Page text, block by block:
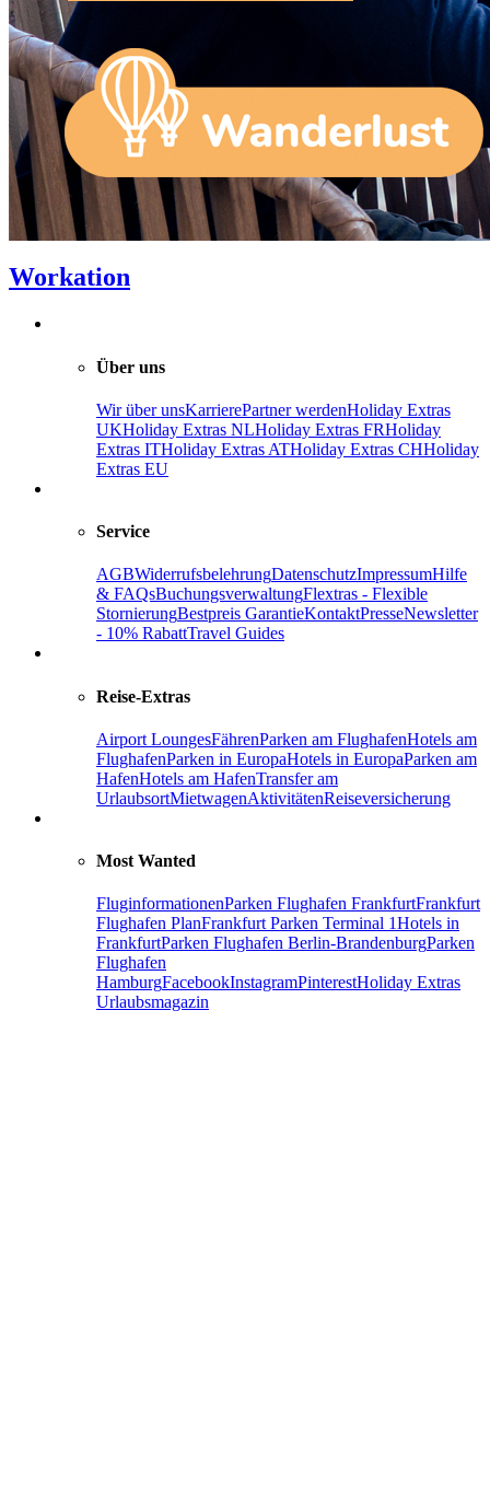
Workation
Über uns
Wir über unsKarrierePartner werdenHoliday Extras
UKHoliday Extras NLHoliday Extras FRHoliday
Extras ITHoliday Extras ATHoliday Extras CHHoliday
Extras EU
Service
AGBWiderrufsbelehrungDatenschutzImpressumHilfe
& FAQsBuchungsverwaltungFlextras - Flexible
StornierungBestpreis GarantieKontaktPresseNewsletter
- 10% RabattTravel Guides
Reise-Extras
Airport LoungesFährenParken am FlughafenHotels am
FlughafenParken in EuropaHotels in EuropaParken am
HafenHotels am HafenTransfer am
UrlaubsortMietwagenAktivitätenReiseversicherung
Most Wanted
FluginformationenParken Flughafen FrankfurtFrankfurt
Flughafen PlanFrankfurt Parken Terminal 1Hotels in
FrankfurtParken Flughafen Berlin-BrandenburgParken
Flughafen
HamburgFacebookInstagramPinterestHoliday Extras
Urlaubsmagazin